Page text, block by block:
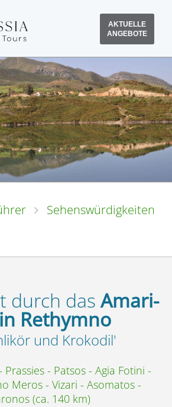
AKTUELLE
ANGEBOTE
Sehenswürdigkeiten
durch das Amari-
Rethymno
und Krokodil'
- Patsos - Agia Fotini -
Meros - Vizari - Asomatos -
(ca. 140 km)